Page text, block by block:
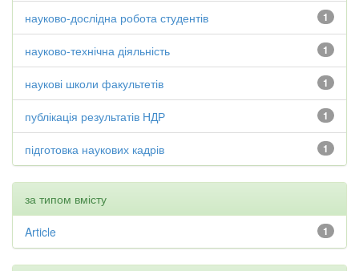
1
науково-дослідна робота студентів
1
науково-технічна діяльність
1
наукові школи факультетів
1
публікація результатів НДР
1
підготовка наукових кадрів
за типом вмісту
1
Article